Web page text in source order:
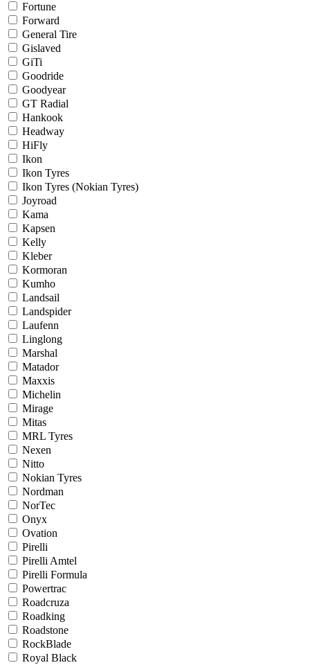
Fortune
Forward
General Tire
Gislaved
GiTi
Goodride
Goodyear
GT Radial
Hankook
Headway
HiFly
Ikon
Ikon Tyres
Ikon Tyres (Nokian Tyres)
Joyroad
Kama
Kapsen
Kelly
Kleber
Kormoran
Kumho
Landsail
Landspider
Laufenn
Linglong
Marshal
Matador
Maxxis
Michelin
Mirage
Mitas
MRL Tyres
Nexen
Nitto
Nokian Tyres
Nordman
NorTec
Onyx
Ovation
Pirelli
Pirelli Amtel
Pirelli Formula
Powertrac
Roadcruza
Roadking
Roadstone
RockBlade
Royal Black